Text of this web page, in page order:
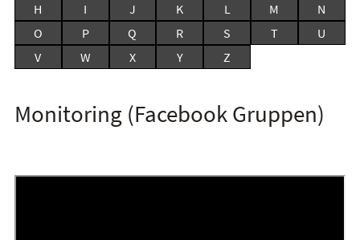
H
I J K L M
N
O
P Q R S T
U
V
W X Y Z
Monitoring (Facebook Gruppen)